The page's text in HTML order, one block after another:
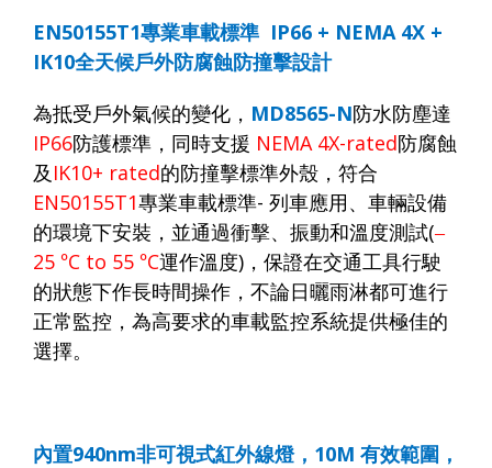
EN50155T1專業車載標準 IP66 + NEMA 4X +
IK10全天候戶外防腐蝕防撞擊設計
為抵受戶外氣候的變化， MD8565-N防水防塵達
IP66防護標準，同時支援 NEMA 4X-rated防腐蝕
及 IK10+ rated的防撞擊標準外殼，符合
EN50155T1專業車載標準- 列車應用、車輛設備
的環境下安裝，並通過衝擊、振動和溫度測試(–
25 °C to 55 °C運作溫度) ，保證在交通工具行駛
的狀態下作長時間操作，不論日曬雨淋都可進行
正常監控，為高要求的車載監控系統提供極佳的
選擇。
內置940nm非可視式紅外線燈， 10M 有效範圍，